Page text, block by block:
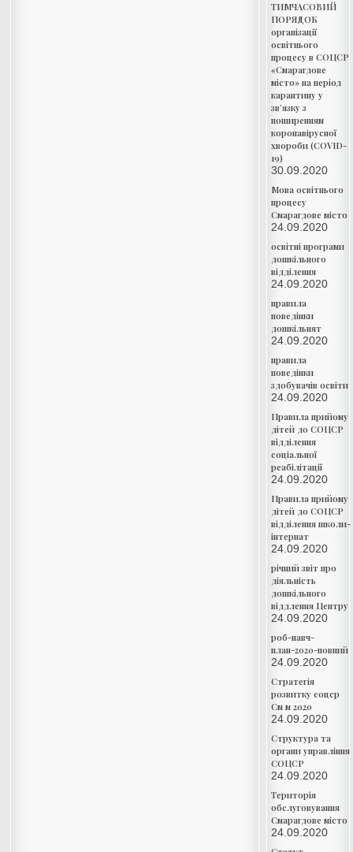
ТИМЧАСОВИЙ
ПОРЯДОК
організації
освітнього
процесу в СОЦСР
«Смарагдове
місто» на період
карантину у
зв’язку з
поширенням
коронавірусної
хвороби (COVID-
19)
30.09.2020
Мова освітнього
процесу
Смарагдове місто
24.09.2020
освітні програми
дошкільного
відділення
24.09.2020
правила
поведінки
дошкільнят
24.09.2020
правила
поведінки
здобувачів освіти
24.09.2020
Правила прийому
дітей до СОЦСР
відділення
соціальної
реабілітації
24.09.2020
Правила прийому
дітей до СОЦСР
відділення школи-
інтернат
24.09.2020
річний звіт про
діяльність
дошкільного
віддлення Центру
24.09.2020
роб-навч-
план-2020-повний
24.09.2020
Стратегія
розвитку соцср
См м 2020
24.09.2020
Структура та
органи управління
СОЦСР
24.09.2020
Територія
обслуговування
Смарагдове місто
24.09.2020